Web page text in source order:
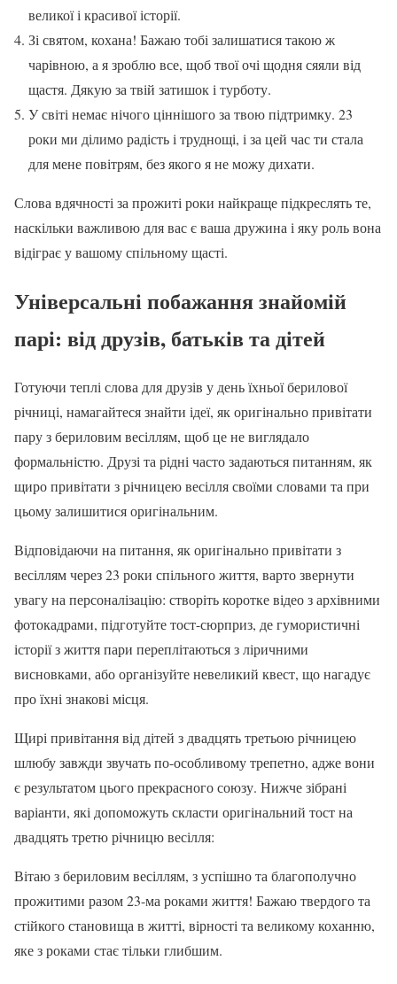
великої і красивої історії.
Зі святом, кохана! Бажаю тобі залишатися такою ж
чарівною, а я зроблю все, щоб твої очі щодня сяяли від
щастя. Дякую за твій затишок і турботу.
У світі немає нічого ціннішого за твою підтримку. 23
роки ми ділимо радість і труднощі, і за цей час ти стала
для мене повітрям, без якого я не можу дихати.
Слова вдячності за прожиті роки найкраще підкреслять те,
наскільки важливою для вас є ваша дружина і яку роль вона
відіграє у вашому спільному щасті.
Універсальні побажання знайомій
парі: від друзів, батьків та дітей
Готуючи теплі слова для друзів у день їхньої берилової
річниці, намагайтеся знайти ідеї, як оригінально привітати
пару з бериловим весіллям, щоб це не виглядало
формальністю. Друзі та рідні часто задаються питанням, як
щиро привітати з річницею весілля своїми словами та при
цьому залишитися оригінальним.
Відповідаючи на питання, як оригінально привітати з
весіллям через 23 роки спільного життя, варто звернути
увагу на персоналізацію: створіть коротке відео з архівними
фотокадрами, підготуйте тост-сюрприз, де гумористичні
історії з життя пари переплітаються з ліричними
висновками, або організуйте невеликий квест, що нагадує
про їхні знакові місця.
Щирі привітання від дітей з двадцять третьою річницею
шлюбу завжди звучать по-особливому трепетно, адже вони
є результатом цього прекрасного союзу. Нижче зібрані
варіанти, які допоможуть скласти оригінальний тост на
двадцять третю річницю весілля:
Вітаю з бериловим весіллям, з успішно та благополучно
прожитими разом 23-ма роками життя! Бажаю твердого та
стійкого становища в житті, вірності та великому коханню,
яке з роками стає тільки глибшим.